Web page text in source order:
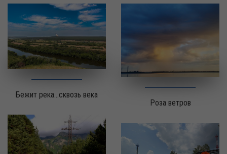
Бежит река...сквозь века
Роза ветров